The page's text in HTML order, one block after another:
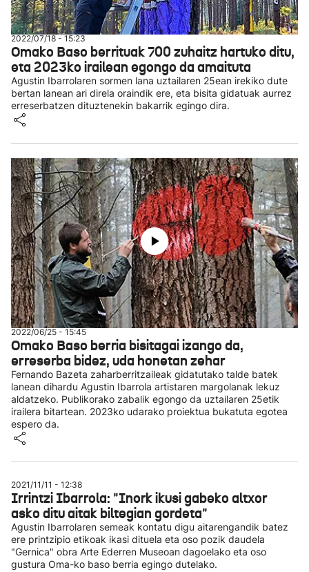
2022/07/18 - 15:23
Omako Baso berrituak 700 zuhaitz hartuko ditu,
eta 2023ko irailean egongo da amaituta
Agustin Ibarrolaren sormen lana uztailaren 25ean irekiko dute
bertan lanean ari direla oraindik ere, eta bisita gidatuak aurrez
erreserbatzen dituztenekin bakarrik egingo dira.
2022/06/25 - 15:45
Omako Baso berria bisitagai izango da,
erreserba bidez, uda honetan zehar
Fernando Bazeta zaharberritzaileak gidatutako talde batek
lanean dihardu Agustin Ibarrola artistaren margolanak lekuz
aldatzeko. Publikorako zabalik egongo da uztailaren 25etik
irailera bitartean. 2023ko udarako proiektua bukatuta egotea
espero da.
2021/11/11 - 12:38
Irrintzi Ibarrola: "Inork ikusi gabeko altxor
asko ditu aitak biltegian gordeta"
Agustin Ibarrolaren semeak kontatu digu aitarengandik batez
ere printzipio etikoak ikasi dituela eta oso pozik daudela
"Gernica" obra Arte Ederren Museoan dagoelako eta oso
gustura Oma-ko baso berria egingo dutelako.